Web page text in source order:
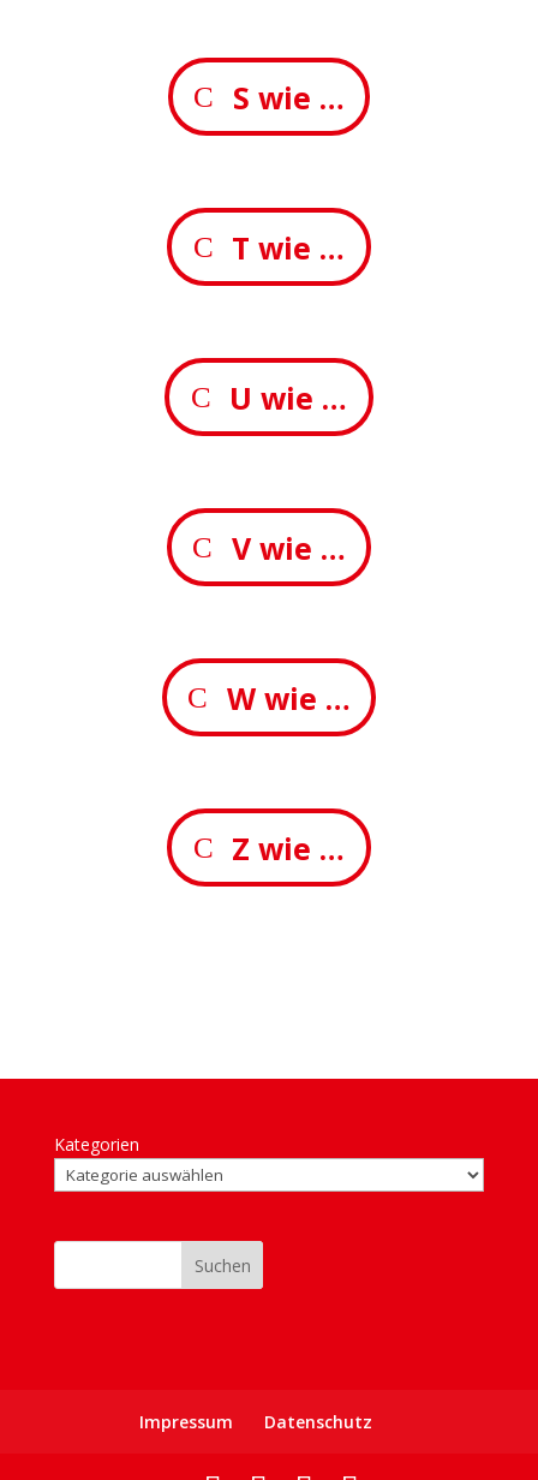
S wie …
T wie …
U wie …
V wie …
W wie …
Z wie …
Kategorien
Suchen
Impressum Daten­schutz